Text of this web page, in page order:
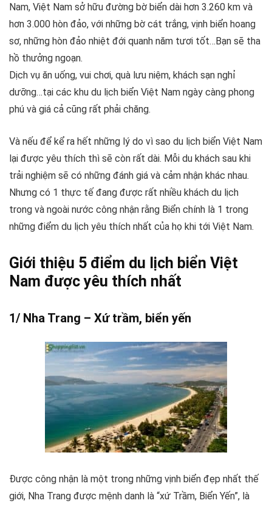
Nam, Việt Nam sở hữu đường bờ biển dài hơn 3.260 km và
hơn 3.000 hòn đảo, với những bờ cát trắng, vịnh biển hoang
sơ, những hòn đảo nhiệt đới quanh năm tươi tốt…Bạn sẽ tha
hồ thưởng ngoạn.
Dịch vụ ăn uống, vui chơi, quà lưu niệm, khách sạn nghỉ
dưỡng…tại các khu du lịch biển Việt Nam ngày càng phong
phú và giá cả cũng rất phải chăng.
Và nếu để kể ra hết những lý do vì sao du lịch biển Việt Nam
lại được yêu thích thì sẽ còn rất dài. Mỗi du khách sau khi
trải nghiệm sẽ có những đánh giá và cảm nhận khác nhau.
Nhưng có 1 thực tế đang được rất nhiều khách du lịch
trong và ngoài nước công nhận rằng Biển chính là 1 trong
những điểm du lịch yêu thích nhất của họ khi tới Việt Nam.
Giới thiệu 5 điểm du lịch biển Việt
Nam được yêu thích nhất
1/ Nha Trang – Xứ trầm, biển yến
Được công nhận là một trong những vịnh biển đẹp nhất thế
giới, Nha Trang được mệnh danh là “xứ Trầm, Biển Yến”, là